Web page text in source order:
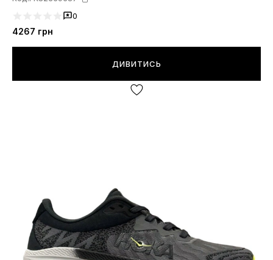
0
4267 грн
ДИВИТИСЬ